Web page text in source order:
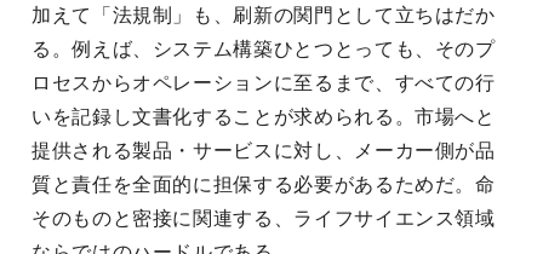
加えて「法規制」も、刷新の関門として立ちはだか
る。例えば、システム構築ひとつとっても、そのプ
ロセスからオペレーションに至るまで、すべての行
いを記録し文書化することが求められる。市場へと
提供される製品・サービスに対し、メーカー側が品
質と責任を全面的に担保する必要があるためだ。命
そのものと密接に関連する、ライフサイエンス領域